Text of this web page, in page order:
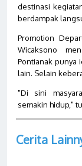
destinasi
berdampak
Promotion
Wicaksono
Pontianak punya
lain. Selain
"Di sini
semakin hidup,"
Cerita